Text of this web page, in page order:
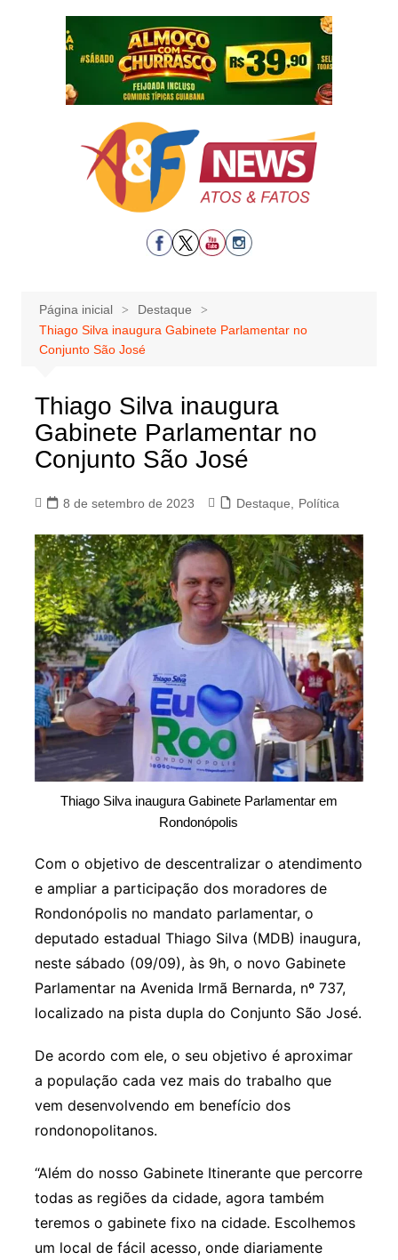
Página inicial
Destaque
Thiago Silva inaugura Gabinete Parlamentar no
Conjunto São José
Thiago Silva inaugura
Gabinete Parlamentar no
Conjunto São José
8 de setembro de 2023 Destaque Política
Thiago Silva inaugura Gabinete Parlamentar em
Rondonópolis
Com o objetivo de descentralizar o atendimento
e ampliar a participação dos moradores de
Rondonópolis no mandato parlamentar, o
deputado estadual Thiago Silva (MDB) inaugura,
neste sábado (09/09), às 9h, o novo Gabinete
Parlamentar na Avenida Irmã Bernarda, nº 737,
localizado na pista dupla do Conjunto São José.
De acordo com ele, o seu objetivo é aproximar
a população cada vez mais do trabalho que
vem desenvolvendo em benefício dos
rondonopolitanos.
“Além do nosso Gabinete Itinerante que percorre
todas as regiões da cidade, agora também
teremos o gabinete fixo na cidade. Escolhemos
um local de fácil acesso, onde diariamente